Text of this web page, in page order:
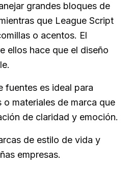
grandes bloques de
que League Script
o acentos. El
ellos hace que el diseño
fuentes es ideal para
o materiales de marca que
de claridad y emoción.
de estilo de vida y
empresas.